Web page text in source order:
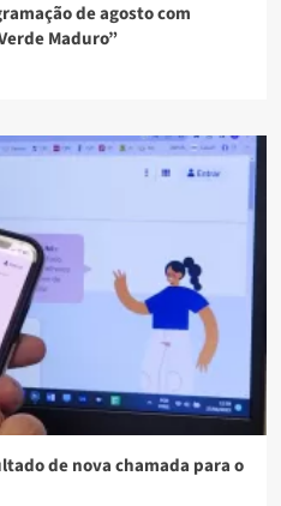
de agosto com
Maduro”
de nova chamada para o